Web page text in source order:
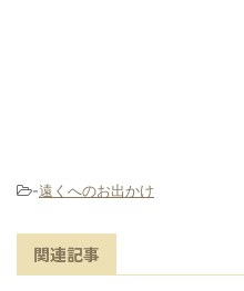
-遠くへのお出かけ
関連記事